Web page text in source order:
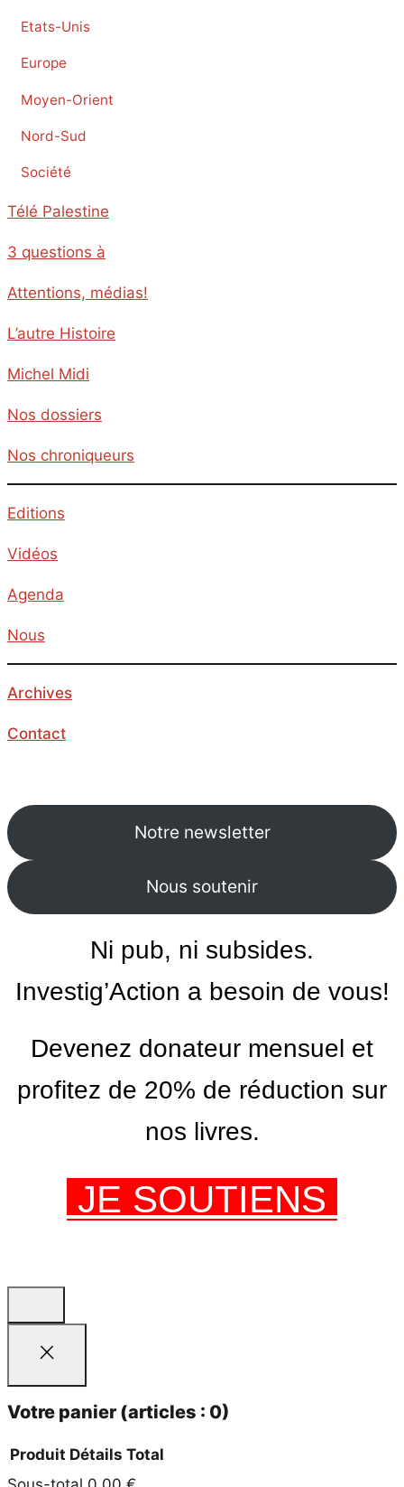
Etats-Unis
Europe
Moyen-Orient
Nord-Sud
Société
Télé Palestine
3 questions à
Attentions, médias!
L’autre Histoire
Michel Midi
Nos dossiers
Nos chroniqueurs
Editions
Vidéos
Agenda
Nous
Archives
Contact
Notre newsletter
Nous soutenir
Ni pub, ni subsides.
Investig’Action a besoin de vous!
Devenez donateur mensuel et
profitez de 20% de réduction sur
nos livres.
JE SOUTIENS
Votre panier (articles : 0)
Produit Détails Total